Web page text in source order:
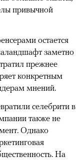
привычной
остается
заметно
прежнее
конкретным
мнений.
селебрити в
также не
Однако
На